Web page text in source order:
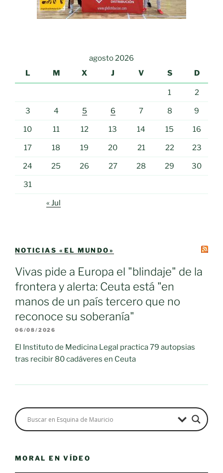
agosto 2026
L
M X J V S D
1 2
3 4 5 6 7 8 9
10 11 12 13 14 15 16
17 18 19 20 21 22 23
24 25 26 27 28 29 30
31
« Jul
NOTICIAS «EL MUNDO»
Vivas pide a Europa el "blindaje" de la
frontera y alerta: Ceuta está "en
manos de un país tercero que no
reconoce su soberanía"
06/08/2026
El Instituto de Medicina Legal practica 79 autopsias
tras recibir 80 cadáveres en Ceuta
MORAL EN VÍDEO